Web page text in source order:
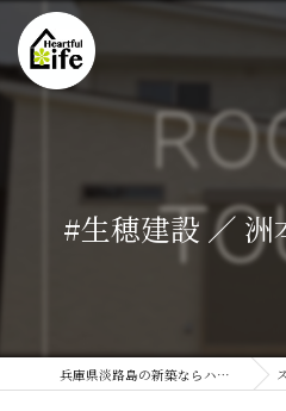
#生穂建設 ／
兵庫県淡路島の新築ならハートフルライフ